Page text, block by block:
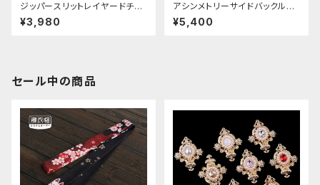
ジッパースリットレイヤードチェ
ックスカート
¥3,980
アシンメトリーサイドバックルメ
ッシュスカート
¥5,400
セール中の商品